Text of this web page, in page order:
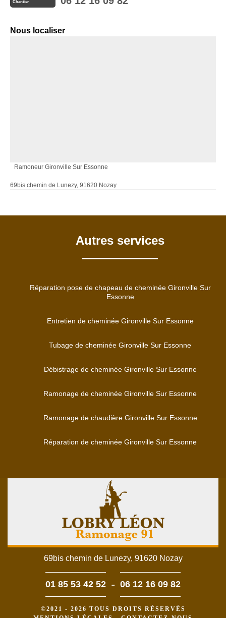
Chantier
Nous localiser
Ramoneur Gironville Sur Essonne
69bis chemin de Lunezy, 91620 Nozay
Autres services
Réparation pose de chapeau de cheminée Gironville Sur
Essonne
Entretien de cheminée Gironville Sur Essonne
Tubage de cheminée Gironville Sur Essonne
Débistrage de cheminée Gironville Sur Essonne
Ramonage de cheminée Gironville Sur Essonne
Ramonage de chaudière Gironville Sur Essonne
Réparation de cheminée Gironville Sur Essonne
69bis chemin de Lunezy, 91620 Nozay
01 85 53 42 52 - 06 12 16 09 82
©2021 - 2026 TOUS DROITS RÉSERVÉS